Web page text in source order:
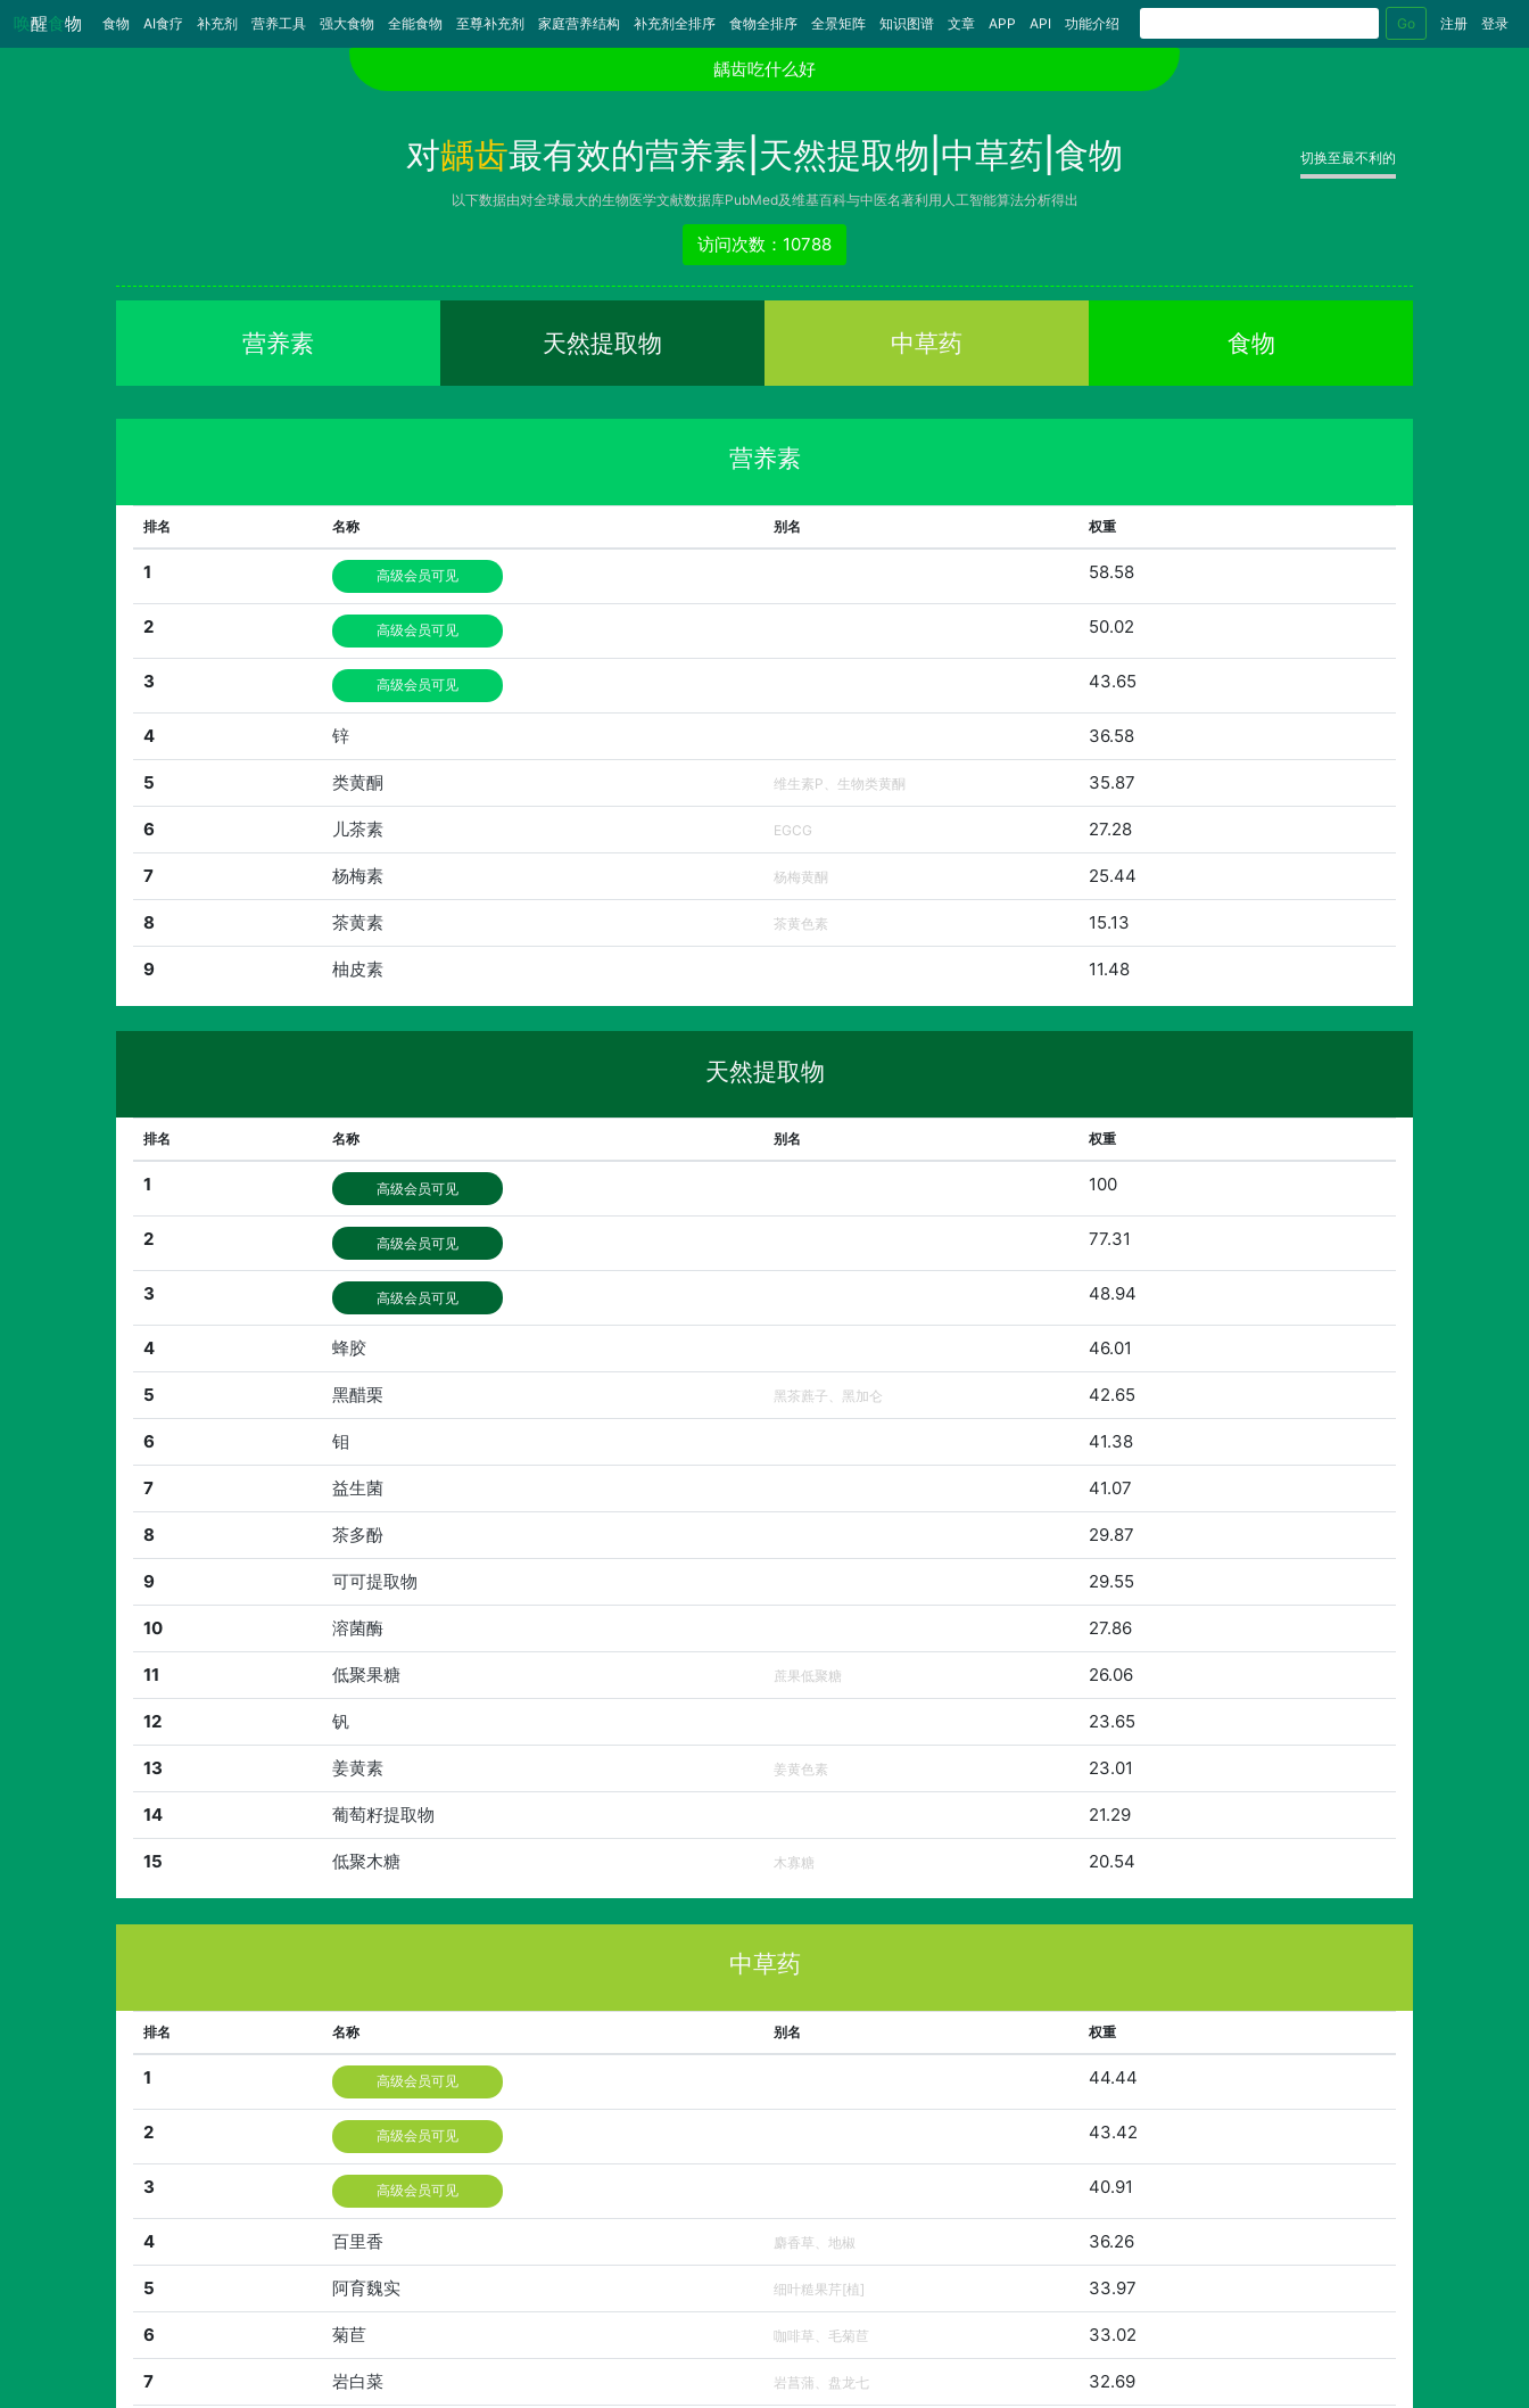
唤醒食物 食物 （当前）
AI食疗 补充剂 营养工具 强大食物 全能食物 至尊补充剂 家庭营养结构 补充剂全排序 食物全排序 全景矩阵 知识图谱 文章 APP API 功能介绍 Go 注册 登录
龋齿吃什么好
对龋齿最有效的营养素|天然提取物|中草药|食物 切换至最不利的
以下数据由对全球最大的生物医学文献数据库PubMed及维基百科与中医名著利用人工智能算法分析得出
访问次数：10788
营养素 天然提取物 中草药 食物
营养素
排名 名称 别名 权重
1 高级会员可见 58.58
2 高级会员可见 50.02
3 高级会员可见 43.65
4 锌 36.58
5 类黄酮 维生素P、生物类黄酮 35.87
6 儿茶素 EGCG 27.28
7 杨梅素 杨梅黄酮 25.44
8 茶黄素 茶黄色素 15.13
9 柚皮素 11.48
天然提取物
排名 名称 别名 权重
1 高级会员可见 100
2 高级会员可见 77.31
3 高级会员可见 48.94
4 蜂胶 46.01
5 黑醋栗 黑茶藨子、黑加仑 42.65
6 钼 41.38
7 益生菌 41.07
8 茶多酚 29.87
9 可可提取物 29.55
10 溶菌酶 27.86
11 低聚果糖 蔗果低聚糖 26.06
12 钒 23.65
13 姜黄素 姜黄色素 23.01
14 葡萄籽提取物 21.29
15 低聚木糖 木寡糖 20.54
中草药
排名 名称 别名 权重
1 高级会员可见 44.44
2 高级会员可见 43.42
3 高级会员可见 40.91
4 百里香 麝香草、地椒 36.26
5 阿育魏实 细叶糙果芹[植] 33.97
6 菊苣 咖啡草、毛菊苣 33.02
7 岩白菜 岩菖蒲、盘龙七 32.69